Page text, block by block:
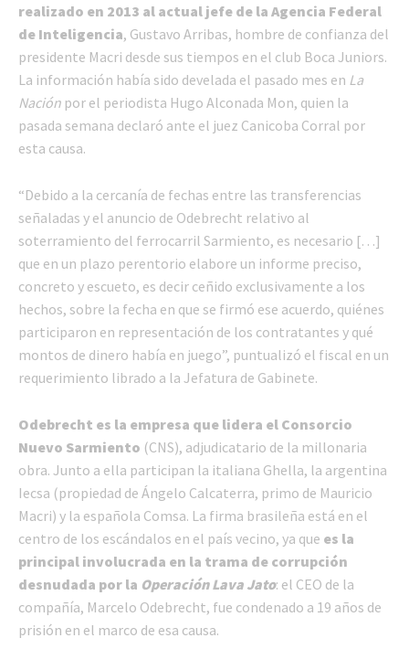
realizado en 2013 al actual jefe de la Agencia Federal
de Inteligencia, Gustavo Arribas, hombre de confianza del
presidente Macri desde sus tiempos en el club Boca Juniors.
La información había sido develada el pasado mes en La
Nación por el periodista Hugo Alconada Mon, quien la
pasada semana declaró ante el juez Canicoba Corral por
esta causa.
“Debido a la cercanía de fechas entre las transferencias
señaladas y el anuncio de Odebrecht relativo al
soterramiento del ferrocarril Sarmiento, es necesario […]
que en un plazo perentorio elabore un informe preciso,
concreto y escueto, es decir ceñido exclusivamente a los
hechos, sobre la fecha en que se firmó ese acuerdo, quiénes
participaron en representación de los contratantes y qué
montos de dinero había en juego”, puntualizó el fiscal en un
requerimiento librado a la Jefatura de Gabinete.
Odebrecht es la empresa que lidera el Consorcio
Nuevo Sarmiento (CNS), adjudicatario de la millonaria
obra. Junto a ella participan la italiana Ghella, la argentina
Iecsa (propiedad de Ángelo Calcaterra, primo de Mauricio
Macri) y la española Comsa. La firma brasileña está en el
centro de los escándalos en el país vecino, ya que es la
principal involucrada en la trama de corrupción
desnudada por la Operación Lava Jato: el CEO de la
compañía, Marcelo Odebrecht, fue condenado a 19 años de
prisión en el marco de esa causa.